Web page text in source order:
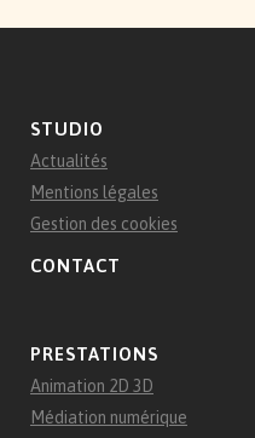
STUDIO
Actualités
Mentions légales
Gestion des cookies
CONTACT
PRESTATIONS
Animation 2D 3D
Médiation numérique